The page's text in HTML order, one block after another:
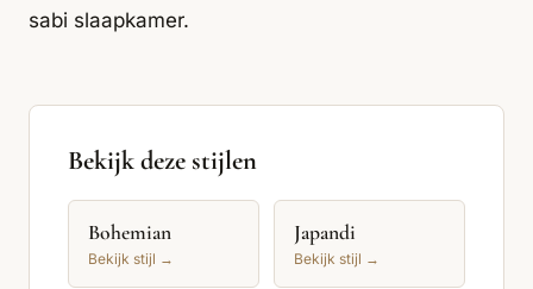
sabi slaapkamer.
Bekijk deze stijlen
Bohemian
Bekijk stijl →
Japandi
Bekijk stijl →